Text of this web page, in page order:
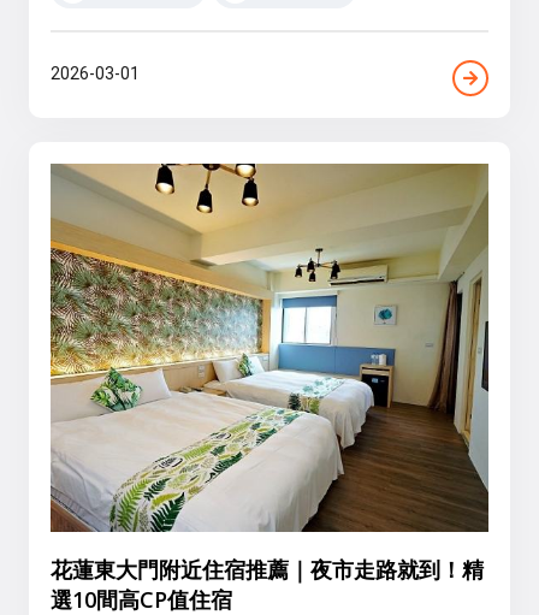
2026-03-01
花蓮東大門附近住宿推薦｜夜市走路就到！精
選10間高CP值住宿